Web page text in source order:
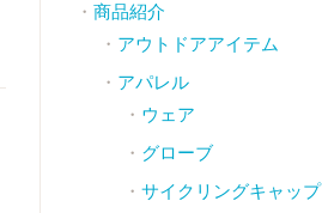
商品紹介
アウトドアアイテム
アパレル
ウェア
グローブ
サイクリングキャップ